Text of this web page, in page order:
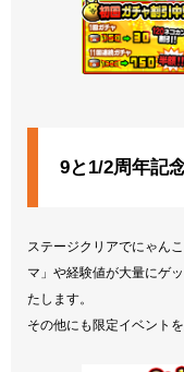
9と1/2周年記
ステージクリアでにゃん
マ」や経験値が大量にゲ
たします。
その他にも限定イベント